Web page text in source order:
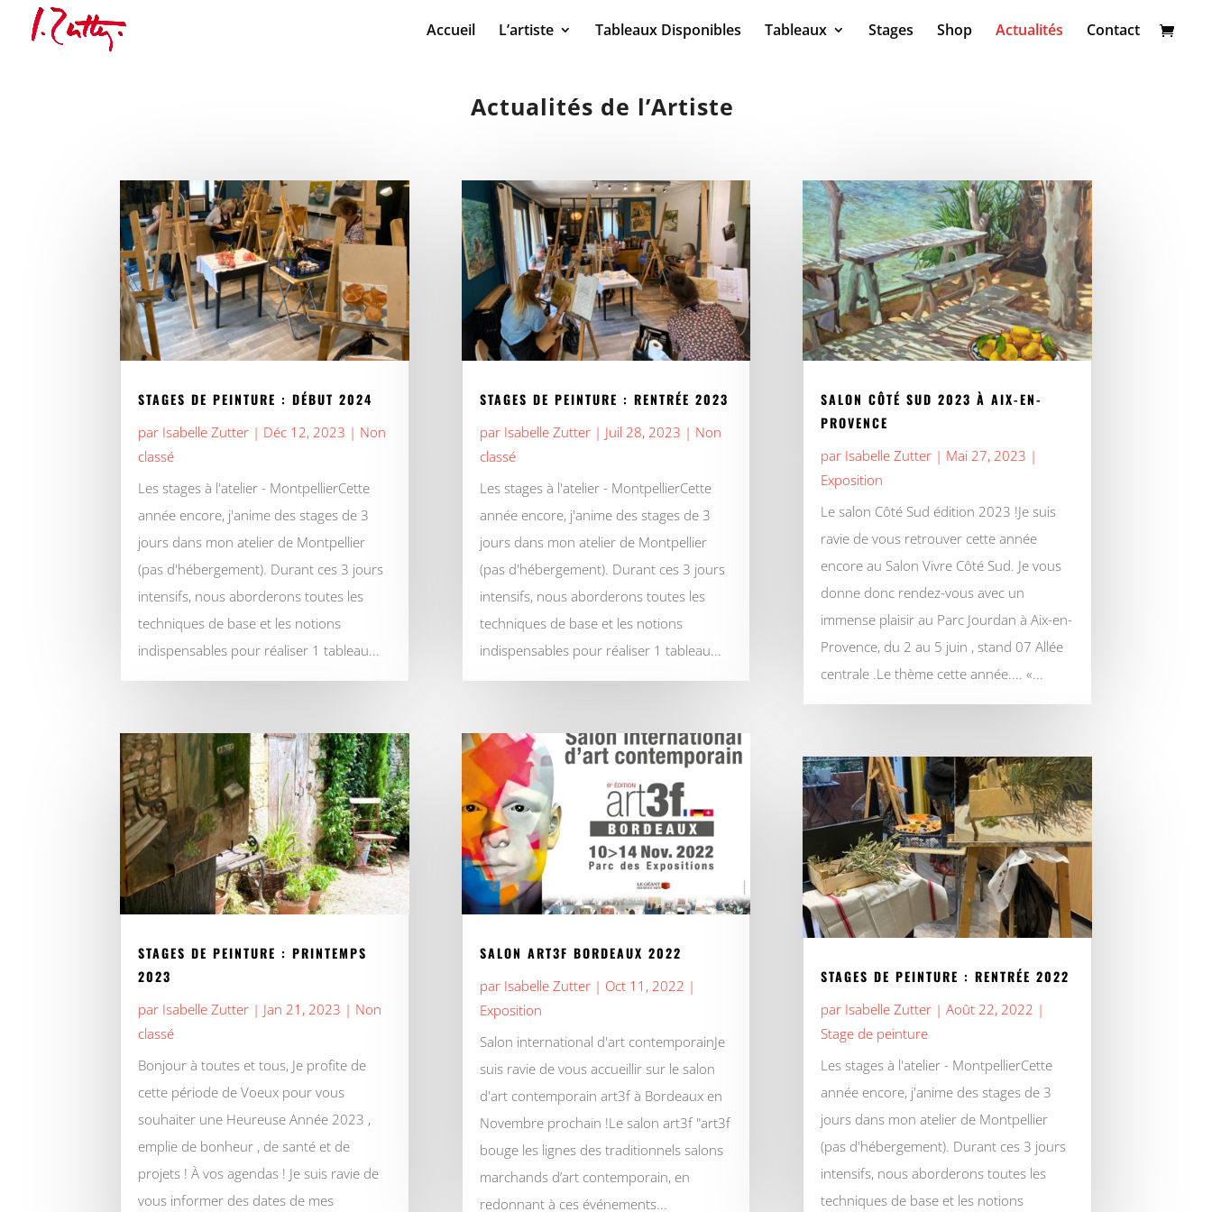
Accueil L’artiste Tableaux Disponibles Tableaux Stages Shop Actualités Contact
Actualités de l’Artiste
STAGES DE PEINTURE : DÉBUT 2024
par Isabelle Zutter | Déc 12, 2023 | Non
classé
Les stages à l'atelier - MontpellierCette
année encore, j'anime des stages de 3
jours dans mon atelier de Montpellier
(pas d'hébergement). Durant ces 3 jours
intensifs, nous aborderons toutes les
techniques de base et les notions
indispensables pour réaliser 1 tableau...
STAGES DE PEINTURE : PRINTEMPS
2023
par Isabelle Zutter | Jan 21, 2023 | Non
classé
Bonjour à toutes et tous, Je profite de
cette période de Voeux pour vous
souhaiter une Heureuse Année 2023 ,
emplie de bonheur , de santé et de
projets ! À vos agendas ! Je suis ravie de
vous informer des dates de mes
STAGES DE PEINTURE : RENTRÉE 2023
par Isabelle Zutter| Juil 28, 2023 | Non
classé
Les stages à l'atelier - MontpellierCette
année encore, j'anime des stages de 3
jours dans mon atelier de Montpellier
(pas d'hébergement). Durant ces 3 jours
intensifs, nous aborderons toutes les
techniques de base et les notions
indispensables pour réaliser 1 tableau...
SALON ART3F BORDEAUX 2022
par Isabelle Zutter| Oct 11, 2022 |
Exposition
Salon international d'art contemporainJe
suis ravie de vous accueillir sur le salon
d'art contemporain art3f à Bordeaux en
Novembre prochain !Le salon art3f "art3f
bouge les lignes des traditionnels salons
marchands d’art contemporain, en
redonnant à ces événements...
SALON CÔTÉ SUD 2023 À AIX-EN-
PROVENCE
par Isabelle Zutter| Mai 27, 2023 |
Exposition
Le salon Côté Sud édition 2023 !Je suis
ravie de vous retrouver cette année
encore au Salon Vivre Côté Sud. Je vous
donne donc rendez-vous avec un
immense plaisir au Parc Jourdan à Aix-en-
Provence, du 2 au 5 juin , stand 07 Allée
centrale .Le thème cette année.... «...
STAGES DE PEINTURE : RENTRÉE 2022
par Isabelle Zutter| Août 22, 2022 |
Stage de peinture
Les stages à l'atelier - MontpellierCette
année encore, j'anime des stages de 3
jours dans mon atelier de Montpellier
(pas d'hébergement). Durant ces 3 jours
intensifs, nous aborderons toutes les
techniques de base et les notions